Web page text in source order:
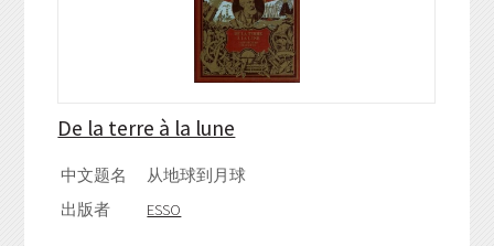
De la terre à la lune
中文题名
从地球到月球
出版者
ESSO